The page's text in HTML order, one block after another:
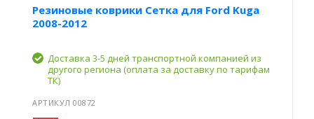
Резиновые коврики Сетка для Ford Kuga
2008-2012
Доставка 3-5 дней транспортной компанией из
другого региона (оплата за доставку по тарифам
ТК)
АРТИКУЛ 00872